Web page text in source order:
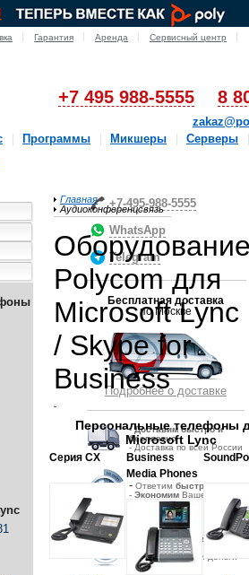
Гарантия Аренда Сервисный центр
+7 495 988-5555 8
Программы Микшеры
Серверы
+7-495-988-5555
WhatsApp
Telegram
Бесплатная доставка
по Москве
Подробнее о доставке
-Доставим быстро и
бесплатно
- Доставка по всей России
- Ответим быстро
- Экономим Ваше время
Гарантиявыгодной
цены
- Экономим Ваши деньги
Главная
Аудиоконференцсвязь
Polycom для
Microsoft Lync
/ Skype for
Business
Персональные телефоны
Microsoft Lync
Серия CX
Business
Media Phones